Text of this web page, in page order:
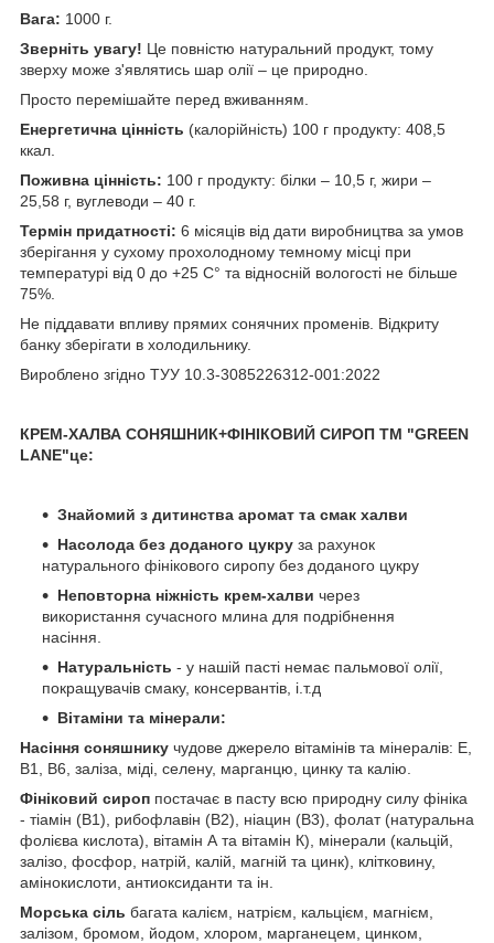
Вага: 1000 г.
Зверніть увагу! Це повністю натуральний продукт, тому
зверху може з'являтись шар олії – це природно.
Просто перемішайте перед вживанням.
Енергетична цінність (калорійність) 100 г продукту: 408,5
ккал.
Поживна цінність: 100 г продукту: білки – 10,5 г, жири –
25,58 г, вуглеводи – 40 г.
Термін придатності: 6 місяців від дати виробництва за умов
зберігання у сухому прохолодному темному місці при
температурі від 0 до +25 С° та відносній вологості не більше
75%.
Не піддавати впливу прямих сонячних променів. Відкриту
банку зберігати в холодильнику.
Вироблено згідно ТУУ 10.3-3085226312-001:2022
КРЕМ-ХАЛВА СОНЯШНИК+ФІНІКОВИЙ СИРОП TM "GREEN
LANE"це:
Знайомий з дитинства аромат та смак халви
Насолода без доданого цукру за рахунок
натурального фінікового сиропу без доданого цукру
Неповторна ніжність крем-халви через
використання сучасного млина для подрібнення
насіння.
Натуральність - у нашій пасті немає пальмової олії,
покращувачів смаку, консервантів, і.т.д
Вітаміни та мінерали:
Насіння соняшнику чудове джерело вітамінів та мінералів: Е,
В1, В6, заліза, міді, селену, марганцю, цинку та калію.
Фініковий сироп постачає в пасту всю природну силу фініка
- тіамін (B1), рибофлавін (B2), ніацин (B3), фолат (натуральна
фолієва кислота), вітамін А та вітамін К), мінерали (кальцій,
залізо, фосфор, натрій, калій, магній та цинк), клітковину,
амінокислоти, антиоксиданти та ін.
Морська сіль багата калієм, натрієм, кальцієм, магнієм,
залізом, бромом, йодом, хлором, марганецем, цинком,